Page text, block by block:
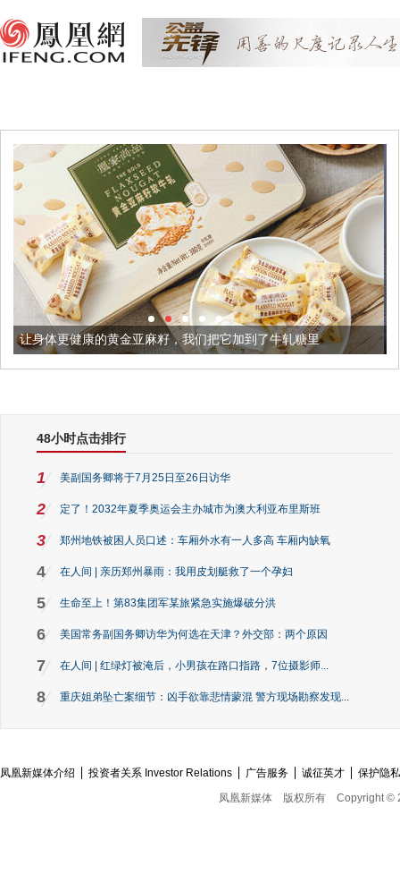
亚麻籽，我们把它加到了牛轧糖里 被列入佛家七宝的它
48小时点击排行
1 美副国务卿将于7月25日至26日访华
2 定了！2032年夏季奥运会主办城市为澳大利亚布里斯班
3 郑州地铁被困人员口述：车厢外水有一人多高 车厢内缺氧
4 在人间 | 亲历郑州暴雨：我用皮划艇救了一个孕妇
5 生命至上！第83集团军某旅紧急实施爆破分洪
6 美国常务副国务卿访华为何选在天津？外交部：两个原因
7 在人间 | 红绿灯被淹后，小男孩在路口指路，7位摄影师...
8 重庆姐弟坠亡案细节：凶手欲靠悲情蒙混 警方现场勘察发现...
凤凰新媒体介绍 投资者关系 Investor Relations 广告服务 诚征英才
保护隐
凤凰新媒体
版权所有 Copyright ©